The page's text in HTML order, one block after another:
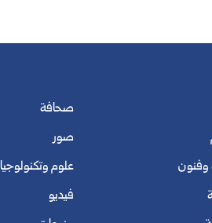
وفنون
صحافة
صور
علوم وتكنولوجيا
فيديو